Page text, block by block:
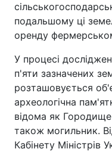
подальшому ці
оренду
У процесі
п'яти зазначених
розташовується
археологічна
відома як
також могильник.
Кабінету Міністрів